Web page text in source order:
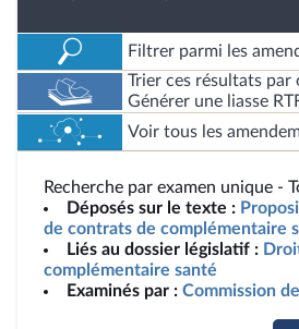
Filtrer parmi les
Trier ces résultats par
Générer une liasse
Voir tous les
Recherche par examen unique -
Déposés sur le texte :
de contrats de complémentaire
Liés au dossier législatif :
complémentaire santé
Examinés par : Commission